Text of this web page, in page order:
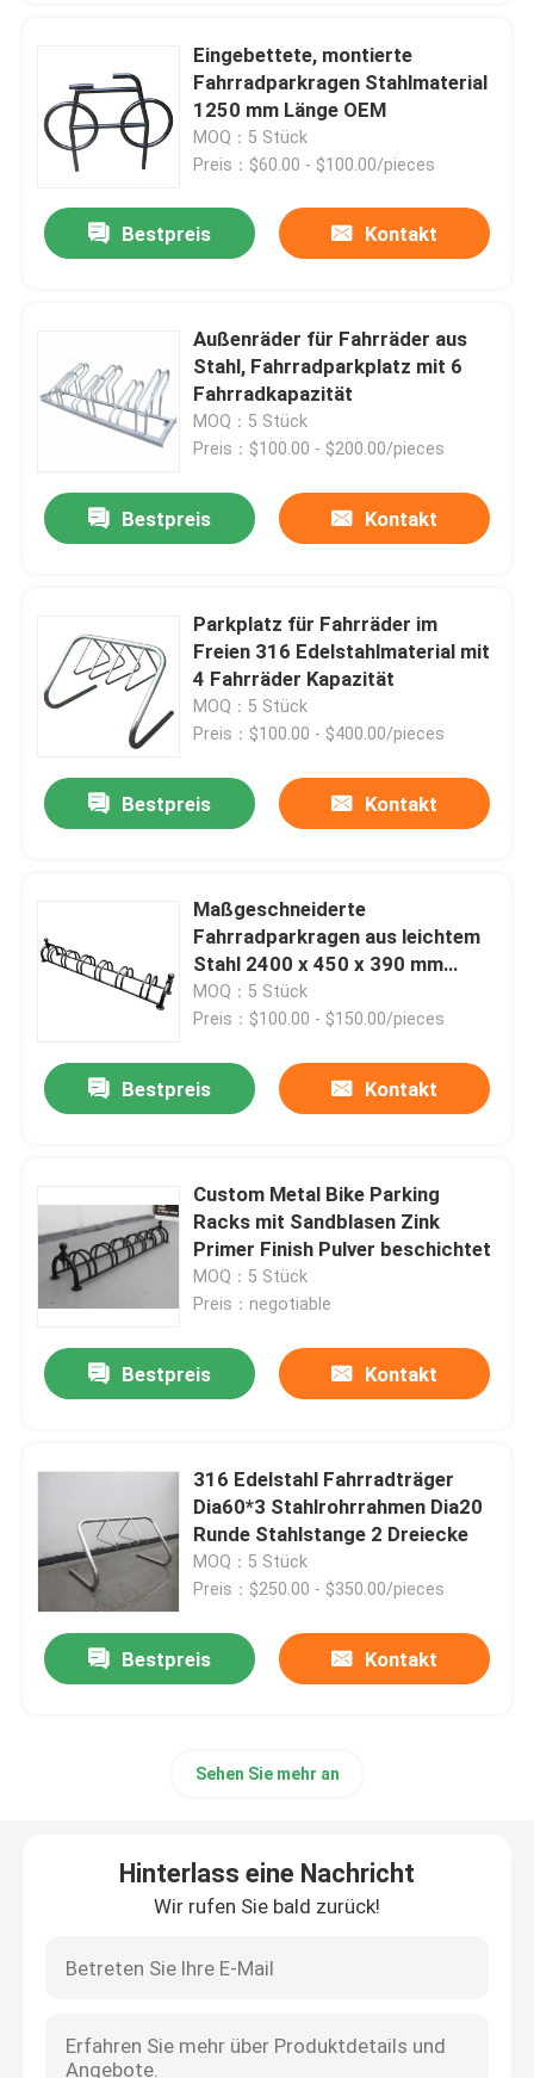
Zu Hause
Über uns
Werksbesichtigung
Qualitätskontrolle
Bitte um ein Angebot
Holzbänke im Freien
Eingebettete, montierte
Fahrradparkragen Stahlmaterial
1250 mm Länge OEM
MOQ：5 Stück
Preis：$60.00 - $100.00/pieces
Bestpreis Kontakt
Außenräder für Fahrräder aus
Stahl, Fahrradparkplatz mit 6
Fahrradkapazität
MOQ：5 Stück
Preis：$100.00 - $200.00/pieces
Bestpreis Kontakt
Parkplatz für Fahrräder im
Freien 316 Edelstahlmaterial mit
4 Fahrräder Kapazität
MOQ：5 Stück
Preis：$100.00 - $400.00/pieces
Bestpreis Kontakt
Maßgeschneiderte
Fahrradparkragen aus leichtem
Stahl 2400 x 450 x 390 mm
Größe
MOQ：5 Stück
Preis：$100.00 - $150.00/pieces
Bestpreis Kontakt
Custom Metal Bike Parking
Racks mit Sandblasen Zink
Primer Finish Pulver beschichtet
MOQ：5 Stück
Preis：negotiable
Bestpreis Kontakt
316 Edelstahl Fahrradträger
Dia60*3 Stahlrohrrahmen Dia20
Runde Stahlstange 2 Dreiecke
MOQ：5 Stück
Preis：$250.00 - $350.00/pieces
Bestpreis Kontakt
Sehen Sie mehr an
Hinterlass eine Nachricht
Wir rufen Sie bald zurück!